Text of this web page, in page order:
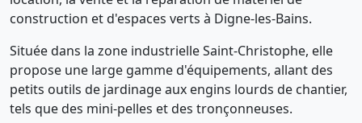
construction et d'espaces verts à Digne-les-Bains.
Située dans la zone industrielle Saint-Christophe, elle
propose une large gamme d'équipements, allant des
petits outils de jardinage aux engins lourds de chantier,
tels que des mini-pelles et des tronçonneuses.